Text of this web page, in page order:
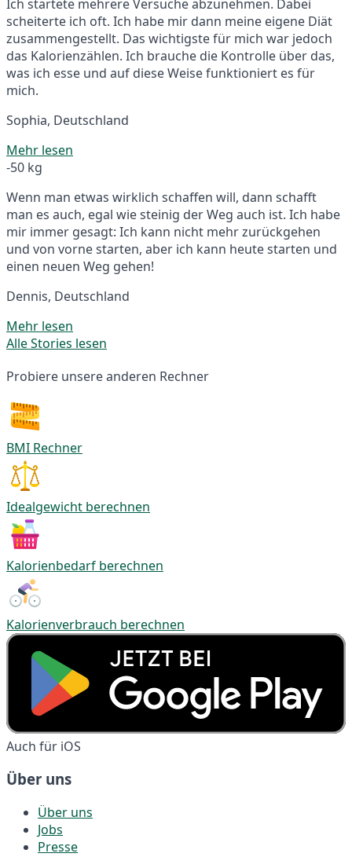
Ich startete mehrere Versuche abzunehmen. Dabei
scheiterte ich oft. Ich habe mir dann meine eigene Diät
zusammengestellt. Das wichtigste für mich war jedoch
das Kalorienzählen. Ich brauche die Kontrolle über das,
was ich esse und auf diese Weise funktioniert es für
mich.
Sophia, Deutschland
Mehr lesen
-50 kg
Wenn man etwas wirklich schaffen will, dann schafft
man es auch, egal wie steinig der Weg auch ist. Ich habe
mir immer gesagt: Ich kann nicht mehr zurückgehen
und von vorne starten, aber ich kann heute starten und
einen neuen Weg gehen!
Dennis, Deutschland
Mehr lesen
Alle Stories lesen
Probiere unsere anderen Rechner
BMI Rechner
Idealgewicht berechnen
Kalorienbedarf berechnen
Kalorienverbrauch berechnen
Auch für iOS
Über uns
Über uns
Jobs
Presse